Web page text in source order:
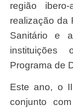
região
realização da
Sanitário e
instituições
Programa de
Este ano, o III Congresso será realizado em
conjunto